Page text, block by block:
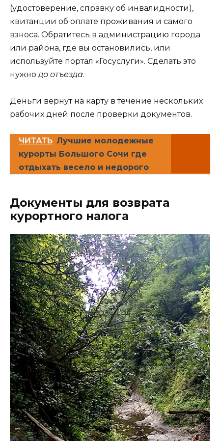
(удостоверение, справку об инвалидности),
квитанции об оплате проживания и самого
взноса. Обратитесь в администрацию города
или района, где вы остановились, или
используйте портал «Госуслуги». Сделать это
нужнодо отъезда.
Деньги вернут на карту в течение нескольких
рабочих дней после проверки документов.
ЧИТАТЬ Лучшие молодежные
курорты Большого Сочи где
отдыхать весело и недорого
Документы для возврата
курортного налога